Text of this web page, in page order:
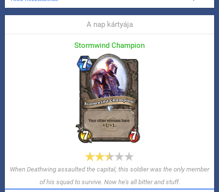
A nap kártyája
Stormwind Champion
When Deathwing assaulted the capital, this soldier was the only member
of his squad to survive. Now he's all bitter and stuff.